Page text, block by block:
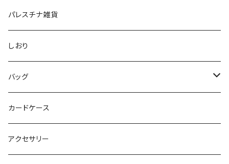
ポーチ
メガネ・ペンケース
ランチョンマット
タペストリー
クッション
コースター
パレスチナ雑貨
しおり
バッグ
クラッチバック
トートバッグ
カードケース
アクセサリー